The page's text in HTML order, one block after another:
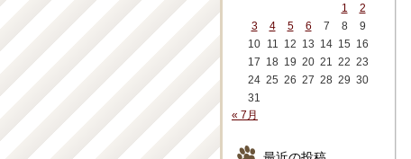
1
2
3
4 5 6 7 8
9
10 11 12 13 14 15 16
17 18 19 20 21 22 23
24 25 26 27 28 29 30
31
« 7月